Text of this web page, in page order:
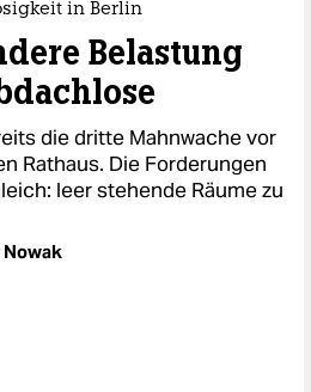
in Berlin
Belastung
die dritte Mahnwache vor
Rathaus. Die Forderungen
leer stehende Räume zu